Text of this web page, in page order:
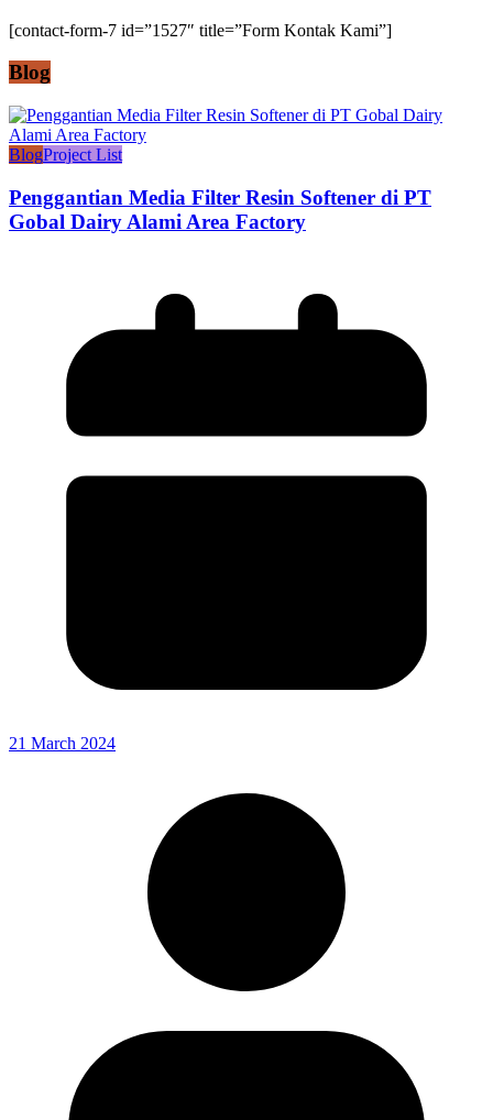
[contact-form-7 id=”1527″ title=”Form Kontak Kami”]
Blog
BlogProject List
Penggantian Media Filter Resin Softener di PT
Gobal Dairy Alami Area Factory
21 March 2024